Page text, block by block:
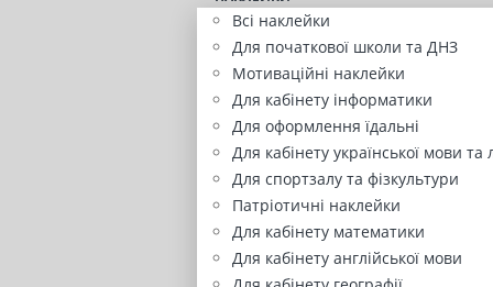
Всі наклейки
Для початкової школи та ДНЗ
Мотиваційні наклейки
Для кабінету інформатики
Для оформлення їдальні
Для кабінету української мови та
Для спортзалу та фізкультури
Патріотичні наклейки
Для кабінету математики
Для кабінету англійської мови